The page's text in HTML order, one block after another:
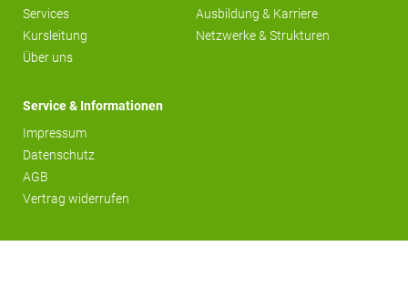
Services
Kursleitung
Über uns
Ausbildung & Karriere
Netzwerke & Strukturen
Service & Informationen
Impressum
Datenschutz
AGB
Vertrag widerrufen